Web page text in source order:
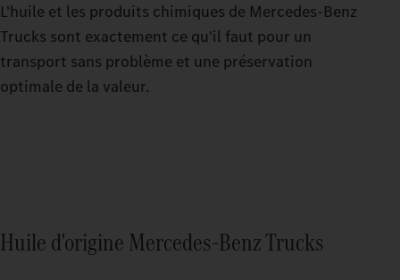
L'huile et les produits chimiques de Mercedes‑Benz
Trucks sont exactement ce qu'il faut pour un
transport sans problème et une préservation
optimale de la valeur.
Huile d'origine Mercedes‑Benz Trucks